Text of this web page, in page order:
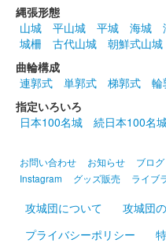
販売終了
2024年12月21、22日に開催
枚限定
厩橋城（前橋城
定版
2024年12月21、22日に開催
者の倉〜関東友城集結の陣〜
縄張形態
山城
平山城 平城 海城
城柵
古代山城
朝鮮式山城
曲輪構成
連郭式
単郭式 梯郭式 輪
指定いろいろ
日本100名城
続日本100名
お問い合わせ お知らせ ブログ
Instagram
グッズ販売 ライブ
攻城団について 攻城団
プライバシーポリシー